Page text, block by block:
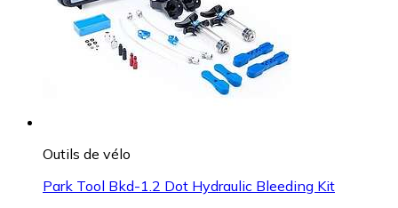
Outils de vélo
Park Tool Bkd-1.2 Dot Hydraulic Bleeding Kit